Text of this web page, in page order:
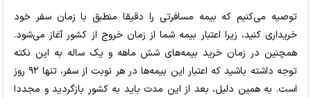
توصیه می‌کنیم که بیمه مسافرتی را دقیقا منطبق با زمان سفر خود
خریداری کنید، زیرا اعتبار بیمه شما از زمان خروج از کشور آغاز می‌شود.
همچنین در زمان خرید بیمه‌های شش ماهه و یک ساله به این نکته
توجه داشته باشید که اعتبار این بیمه‌ها در هر نوبت از سفر، تنها ۹۲ روز
است. به همین دلیل، بعد از این مدت باید به کشور بازگردید و مجددا